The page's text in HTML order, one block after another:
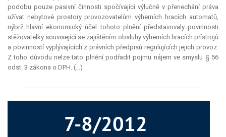
podobu pouze pasivní činnosti spočívající výlučně v přenechání práva
užívat nebytové prostory provozovatelům výherních hracích automatů,
nýbrž hlavní ekonomický účel tohoto plnění představovaly povinnosti
stěžovatelky související se zajištěním obsluhy výherních hracích přístrojů
a povinností vyplývajících z právních předpisů regulujících jejich provoz.
Z toho důvodu nelze tato plnění podřadit pojmu nájem ve smyslu § 56
odst. 3 zákona o DPH. (...)